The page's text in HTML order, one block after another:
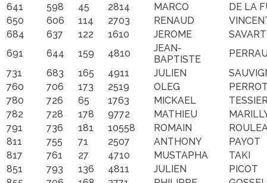
641
598 45 2814 MARCO
DE LA
650
606 114 2703 RENAUD
684
637 122 1610 JEROME
SAVART
691
644 159 4810
JEAN-
BAPTISTE
731
683 165 4911 JULIEN
760
706 173 2519 OLEG
780
726 65 1763 MICKAEL
782
728 178 9772 MATHIEU
791
736 181 10558 ROMAIN
811
755 71 2507 ANTHONY
PAYOT
817
761 27 4710 MUSTAPHA
TAKI
851
793 136 4811 JULIEN
PICOT